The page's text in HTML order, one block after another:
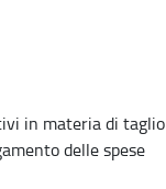
in materia di taglio
delle spese